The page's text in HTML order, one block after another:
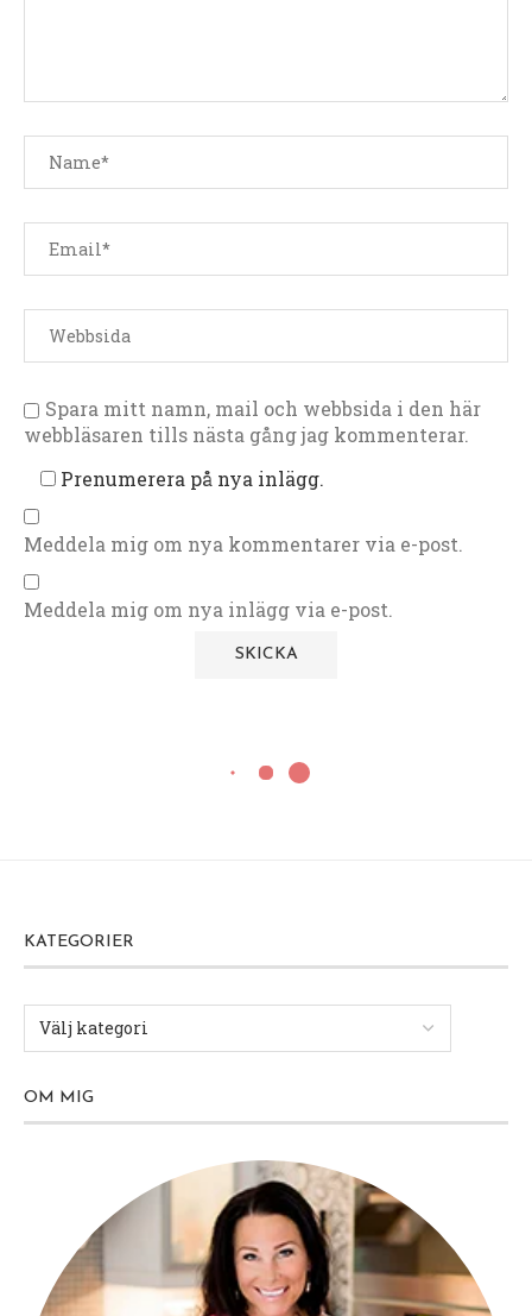
Spara mitt namn, mail och webbsida i den här
webbläsaren tills nästa gång jag kommenterar.
Prenumerera på nya inlägg.
Meddela mig om nya kommentarer via e-post.
Meddela mig om nya inlägg via e-post.
Bröd & Bak
vidareutveckling av mitt populära
muffinsrecept
jag postade för 1 år sedan.
0,5 dl kokosmjöl (eller 3 dl mandelmjöl)
1 msk Lindroos psyllium (eller motsvarande ljust
pulveriserat psyllium)
Sockerersättningsströ motsvarande 75 gram